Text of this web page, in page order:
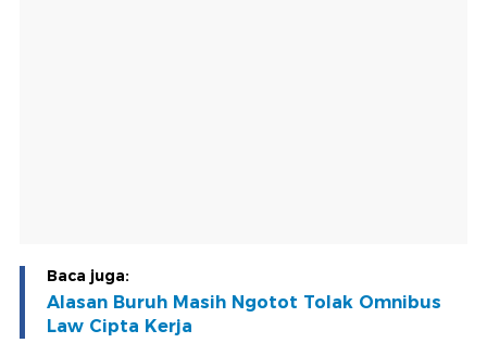
Baca juga:
Alasan Buruh Masih Ngotot Tolak Omnibus
Law Cipta Kerja